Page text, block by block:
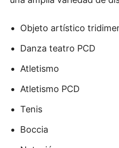
Objeto artístico
Danza teatro PCD
Atletismo
Atletismo PCD
Tenis
Boccia